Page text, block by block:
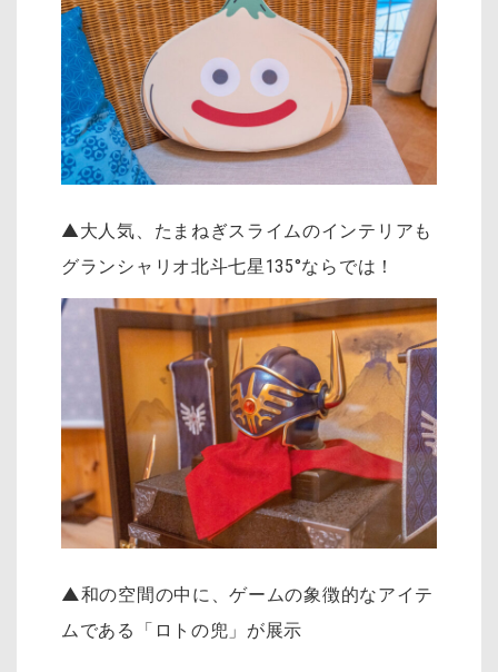
▲大人気、たまねぎスライムのインテリアも
グランシャリオ北斗七星135°ならでは！
▲和の空間の中に、ゲームの象徴的なアイテ
ムである「ロトの兜」が展示